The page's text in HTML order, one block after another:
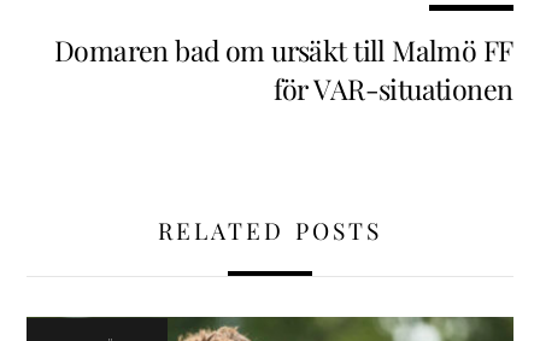
Domaren bad om ursäkt till Malmö FF
för VAR-situationen
RELATED POSTS